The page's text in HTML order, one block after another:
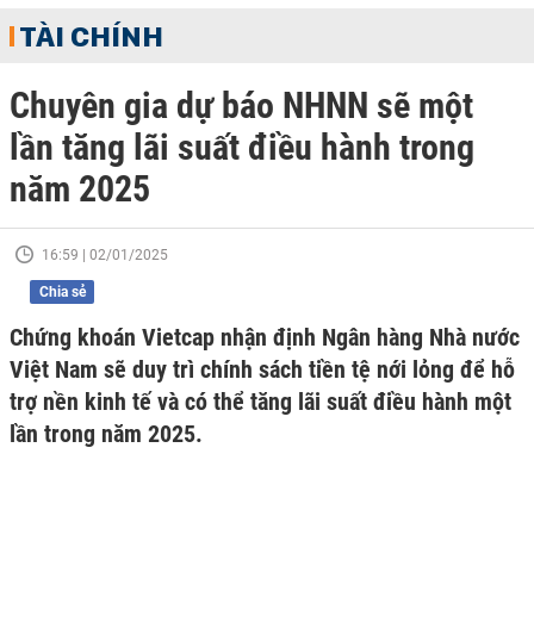
TÀI CHÍNH
Chuyên gia dự báo NHNN sẽ một
lần tăng lãi suất điều hành trong
năm 2025
16:59 | 02/01/2025
Chia sẻ
Chứng khoán Vietcap nhận định Ngân hàng Nhà nước
Việt Nam sẽ duy trì chính sách tiền tệ nới lỏng để hỗ
trợ nền kinh tế và có thể tăng lãi suất điều hành một
lần trong năm 2025.